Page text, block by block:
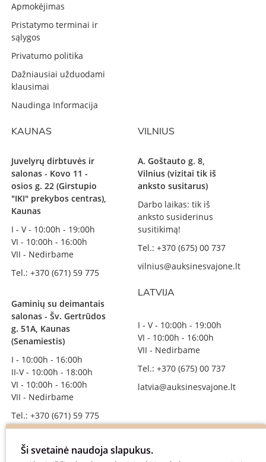
Apmokėjimas
Pristatymo terminai ir
sąlygos
Privatumo politika
Dažniausiai užduodami
klausimai
Naudinga Informacija
KAUNAS
Juvelyrų dirbtuvės ir
salonas - Kovo 11 -
osios g. 22 (Girstupio
"IKI" prekybos centras),
Kaunas
I - V - 10:00h - 19:00h
VI - 10:00h - 16:00h
VII - Nedirbame
Tel.: +370 (671) 59 775
Gaminių su deimantais
salonas - Šv. Gertrūdos
g. 51A, Kaunas
(Senamiestis)
I - 10:00h - 16:00h
II-V - 10:00h - 18:00h
VI - 10:00h - 16:00h
VII - Nedirbame
Tel.: +370 (671) 59 775
VILNIUS
A. Goštauto g. 8,
Vilnius (vizitai tik iš
anksto susitarus)
Darbo laikas: tik iš
anksto susiderinus
susitikimą!
Tel.: +370 (675) 00 737
vilnius@auksinesvajone.lt
LATVIJA
I - V - 10:00h - 19:00h
VI - 10:00h - 16:00h
VII - Nedirbame
Tel.: +370 (675) 00 737
latvia@auksinesvajone.lt
Ši svetainė naudoja slapukus.